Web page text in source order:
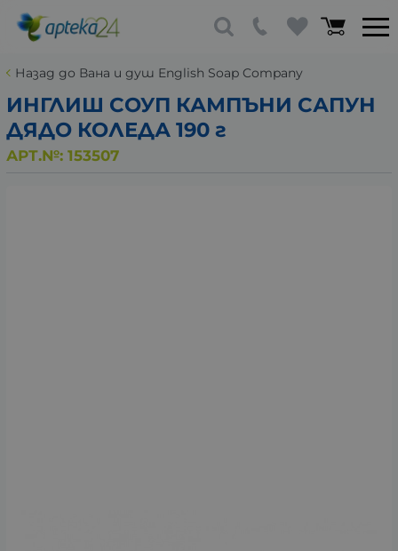
Назад до Вана и душ English Soap Company
ИНГЛИШ СОУП КАМПЪНИ САПУН
ДЯДО КОЛЕДА 190 г
АРТ.№: 153507